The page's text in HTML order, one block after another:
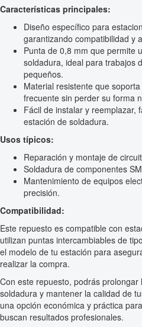
Características principales:
Diseño específico para
garantizando compatibilidad y
Punta de 0,8 mm que permite
soldadura, ideal para trabajos
pequeños.
Material resistente que
frecuente sin perder su forma
Fácil de instalar y reemplazar,
estación de soldadura.
Usos típicos:
Reparación y montaje de
Soldadura de componentes
Mantenimiento de equipos
precisión.
Compatibilidad:
Este repuesto es compatible con
utilizan puntas intercambiables de
el modelo de tu estación para
realizar la compra.
Con este repuesto, podrás
soldadura y mantener la calidad de
una opción económica y práctica
buscan resultados profesionales.